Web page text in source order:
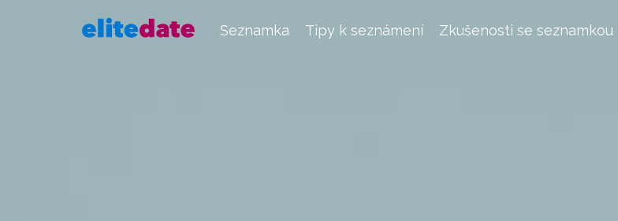
Seznamka Tipy k seznámení Zkušenosti se seznamkou